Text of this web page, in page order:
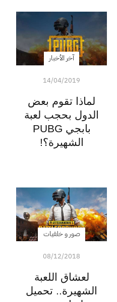
آخر الأخبار
14/04/2019
لماذا تقوم بعض
الدول بحجب لعبة
بابجي PUBG
الشهيرة؟!
صور و خلفيات
08/12/2018
لعشاق اللعبة
الشهيرة.. تحميل